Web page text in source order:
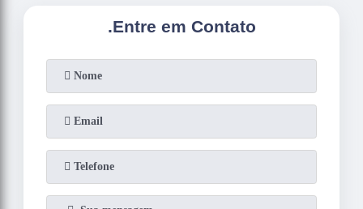
.Entre em Contato